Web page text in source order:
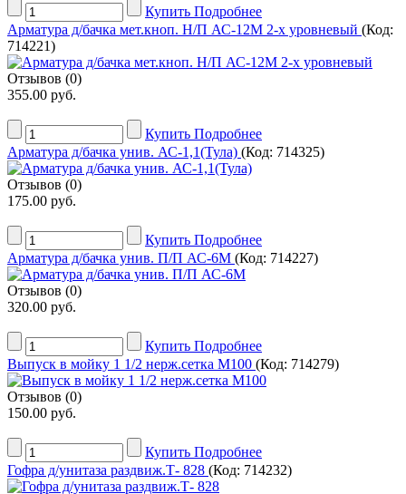
Купить Подробнее
Арматура д/бачка мет.кноп. Н/П АС-12М 2-х уровневый (Код:
714221)
Отзывов (0)
355.00 руб.
Купить Подробнее
Арматура д/бачка унив. АС-1,1(Тула) (Код: 714325)
Отзывов (0)
175.00 руб.
Купить Подробнее
Арматура д/бачка унив. П/П АС-6М (Код: 714227)
Отзывов (0)
320.00 руб.
Купить Подробнее
Выпуск в мойку 1 1/2 нерж.сетка М100 (Код: 714279)
Отзывов (0)
150.00 руб.
Купить Подробнее
Гофра д/унитаза раздвиж.Т- 828 (Код: 714232)